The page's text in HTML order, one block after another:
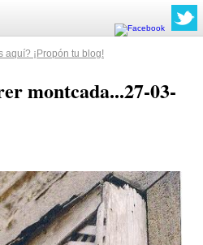
aquí? ¡Propón tu blog!
montcada...27-03-